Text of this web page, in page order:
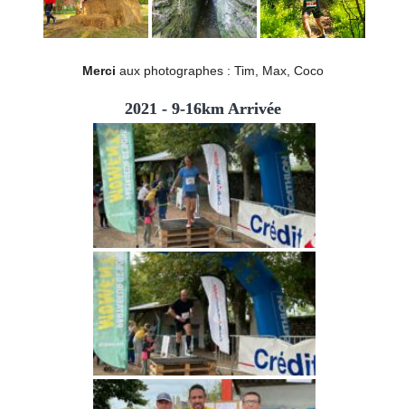
Merci aux photographes : Tim, Max, Coco
2021 - 9-16km Arrivée